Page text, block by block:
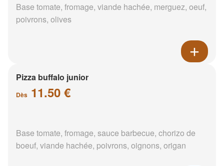
Base tomate, fromage, viande hachée, merguez, oeuf,
poivrons, olives
Pizza buffalo junior
Dès 11.50 €
Base tomate, fromage, sauce barbecue, chorizo de
boeuf, viande hachée, poivrons, oignons, origan